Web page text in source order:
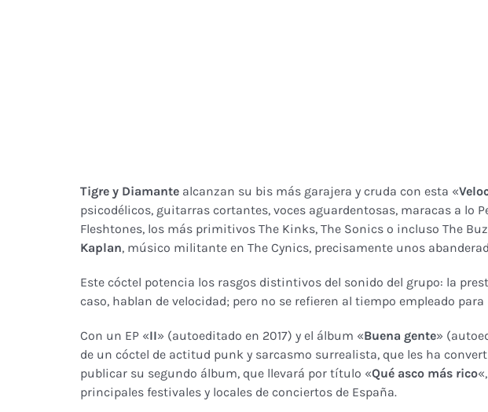
Tigre y Diamante alcanzan su bis más garajera y cruda con esta «
psicodélicos, guitarras cortantes, voces aguardentosas, maracas a lo
Fleshtones, los más primitivos The Kinks, The Sonics o incluso The
Kaplan, músico militante en The Cynics, precisamente unos
Este cóctel potencia los rasgos distintivos del sonido del grupo: la
caso, hablan de velocidad; pero no se refieren al tiempo empleado
Con un EP «II» (autoeditado en 2017) y el álbum «Buena gente»
de un cóctel de actitud punk y sarcasmo surrealista, que les ha
publicar su segundo álbum, que llevará por título «Qué asco más rico
principales festivales y locales de conciertos de España.